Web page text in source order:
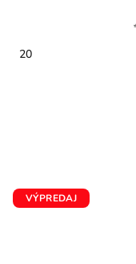
20
VÝPREDAJ